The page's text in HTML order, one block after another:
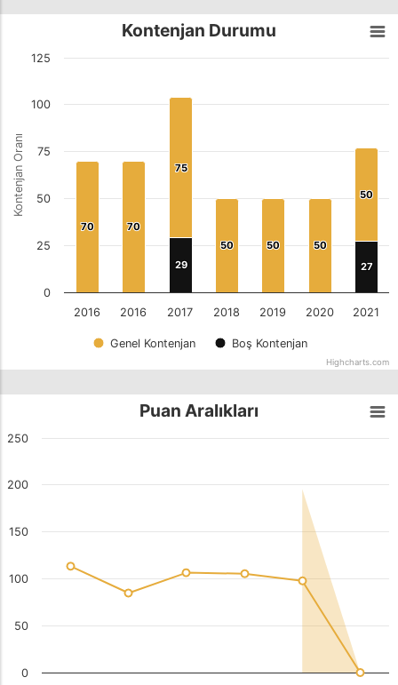
Kontenjan Oranı
Kontenjan Durumu
70
70 70
70
75
75
50
50 50
50 50
50
50
50
29
29 27
27
Genel Kontenjan Boş Kontenjan
2016 2016 2017 2018 2019 2020 2021
0
25
50
75
100
125
Highcharts.com
Puan Aralıkları
0
50
100
150
200
250